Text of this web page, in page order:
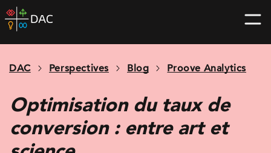
Skip
to
home
DAC Perspectives Blog Proove Analytics
Optimisation du taux de
conversion : entre art et